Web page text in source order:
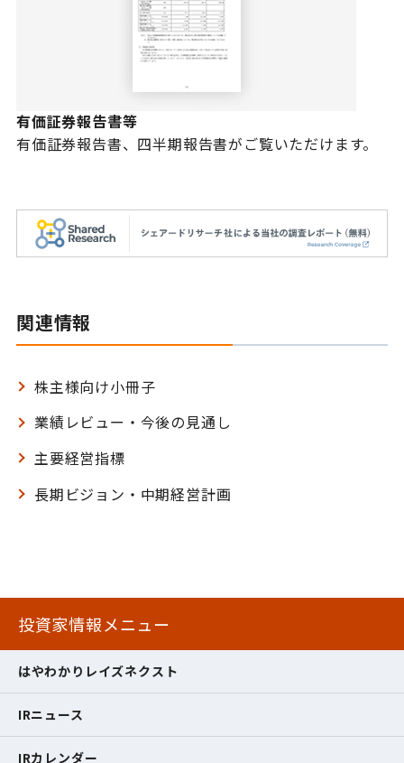
有価証券報告書等
有価証券報告書、四半期報告書がご覧いただけます。
関連情報
株主様向け小冊子
業績レビュー・今後の見通し
主要経営指標
長期ビジョン・中期経営計画
投資家情報メニュー
はやわかりレイズネクスト
IRニュース
IRカレンダー